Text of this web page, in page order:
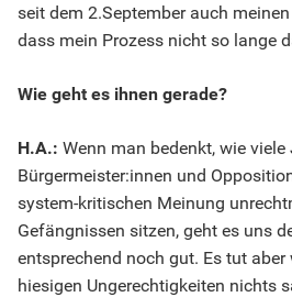
seit dem 2.September auch
dass mein Prozess nicht so lange
Wie geht es ihnen gerade?
H.A.: Wenn man bedenkt, wie
Bürgermeister:innen und
system-kritischen Meinung
Gefängnissen sitzen, geht es uns
entsprechend noch gut. Es tut aber
hiesigen Ungerechtigkeiten nichts